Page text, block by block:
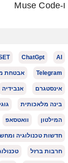
ו-Muse Code
AI
ChatGpt
Telegram אבטחת
אינסטגרם אנבידיה
בינה מלאכותית
המילטון וואטסאפ
חדשות טכנולוגיה
חרבות ברזל